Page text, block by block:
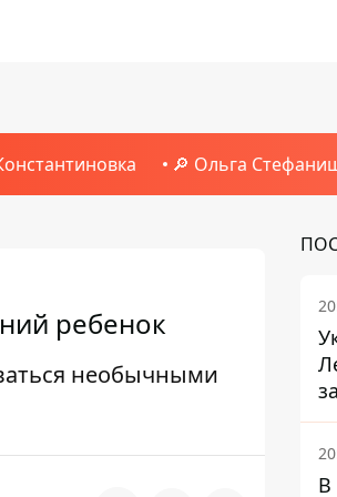
🔎 Ольга
ребенок
необычными
В